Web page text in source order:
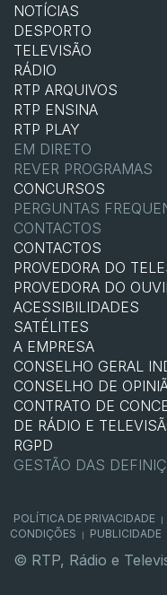
NOTÍCIAS
DESPORTO
TELEVISÃO
RÁDIO
RTP ARQUIVOS
RTP ENSINA
RTP PLAY
EM DIRETO
REVER PROGRAMAS
CONCURSOS
PERGUNTAS
CONTACTOS
CONTACTOS
PROVEDORA DO
PROVEDORA DO
ACESSIBILIDADES
SATÉLITES
A EMPRESA
CONSELHO GERAL
CONSELHO DE
CONTRATO DE
DE RÁDIO E
RGPD
GESTÃO DAS
POLÍTICA DE PRIVACIDADE
CONDIÇÕES
PUBLICIDADE
© RTP, Rádio e